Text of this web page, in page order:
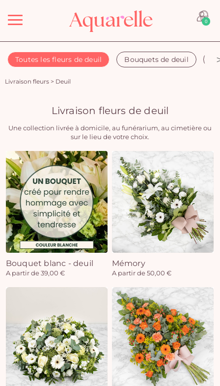
Menu 0
Toutes les fleurs de deuil Bouquets de deuil
Livraison fleurs > Deuil
Livraison fleurs de deuil
Une collection livrée à domicile, au funérarium, au cimetière ou
sur le lieu de votre choix.
Bouquet blanc - deuil
A partir de 39,00 €
Mémory
A partir de 50,00 €